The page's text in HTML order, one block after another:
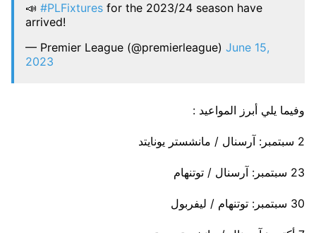
📣 #PLFixtures for the 2023/24 season have
arrived!
— Premier League (@premierleague) June 15,
2023
وفيما يلي أبرز المواعيد :
2 سبتمبر: آرسنال / مانشستر يونايتد
23 سبتمبر: آرسنال / توتنهام
30 سبتمبر: توتنهام / ليفربول